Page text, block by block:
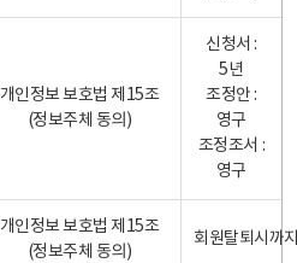
개인정보 보호법 제15조
(정보주체 동의)
신청서 :
5년
조정안 :
영구
조정조서 :
영구
개인정보 보호법 제15조
(정보주체 동의)
회원탈퇴시까